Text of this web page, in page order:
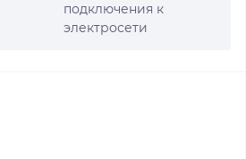
подключения к
электросети